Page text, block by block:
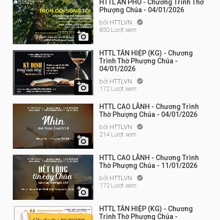

HTTL AN PHÚ - Chương Trình Thờ
Phượng Chúa - 04/01/2026
bởi HTTLVN 
850 Lượt xem

HTTL TÂN HIỆP (KG) - Chương
Trình Thờ Phượng Chúa -
04/01/2026
bởi HTTLVN 
172 Lượt xem

HTTL CAO LÃNH - Chương Trình
Thờ Phượng Chúa - 04/01/2026
bởi HTTLVN 
214 Lượt xem

HTTL CAO LÃNH - Chương Trình
Thờ Phượng Chúa - 11/01/2026
bởi HTTLVN 
172 Lượt xem
HTTL TÂN HIỆP (KG) - Chương
Trình Thờ Phượng Chúa -